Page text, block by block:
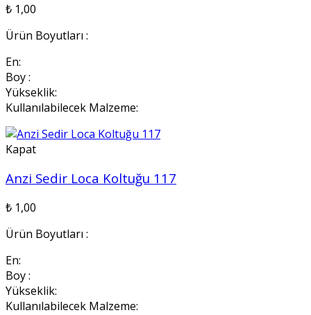
₺ 1,00
Ürün Boyutları :
En:
Boy :
Yükseklik:
Kullanılabilecek Malzeme:
Kapat
Anzi Sedir Loca Koltuğu 117
₺ 1,00
Ürün Boyutları :
En:
Boy :
Yükseklik:
Kullanılabilecek Malzeme: